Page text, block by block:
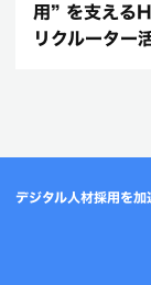
用” を支える
リクルーター
デジタル人材採用を